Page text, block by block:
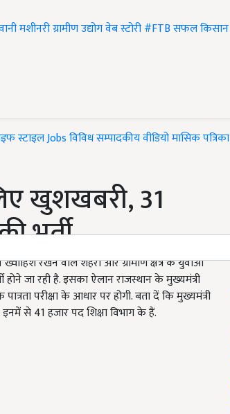
मशीनरीग्रामीण उद्योगवेब स्टोरी#FTBसफल किसान
स्टाइलJobsविविधसम्पादकीयवीडियोमासिक पत्रिका
खुशखबरी, 31
भर्ती
रखने वाले शहरी और ग्रामीण क्षेत्र के युवाओं
जा रही है. इसका ऐलान राजस्थान के मुख्यमंत्री
परीक्षा के आधार पर होगी. बता दें कि मुख्यमंत्री
से 41 हजार पद शिक्षा विभाग के हैं.